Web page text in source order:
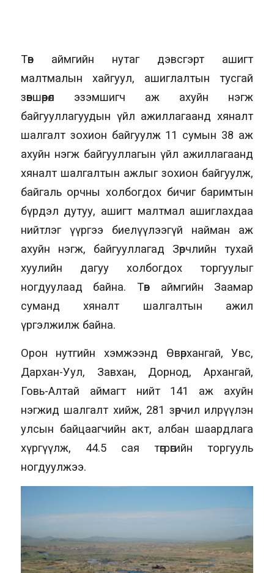
Төв аймгийн нутаг дэвсгэрт ашигт
малтмалын хайгуул, ашиглалтын тусгай
зөвшөөрөл эзэмшигч аж ахуйн нэгж
байгууллагуудын үйл ажиллагаанд хяналт
шалгалт зохион байгуулж 11 сумын 38 аж
ахуйн нэгж байгууллагын үйл ажиллагаанд
хяналт шалгалтын ажлыг зохион байгуулж,
байгаль орчны холбогдох бичиг баримтын
бүрдэл дутуу, ашигт малтмал ашиглахдаа
нийтлэг үүргээ биелүүлээгүй найман аж
ахуйн нэгж, байгууллагад Зөрчлийн тухай
хуулийн дагуу холбогдох торгуулыг
ногдуулаад байна. Төв аймгийн Заамар
суманд хяналт шалгалтын ажил
үргэлжилж байна.
Орон нутгийн хэмжээнд Өвөрхангай, Увс,
Дархан-Уул, Завхан, Дорнод, Архангай,
Говь-Алтай аймагт нийт 141 аж ахуйн
нэгжид шалгалт хийж, 281 зөрчил илрүүлэн
улсын байцаагчийн акт, албан шаардлага
хүргүүлж, 44.5 сая төгрөгийн торгууль
ногдуулжээ.